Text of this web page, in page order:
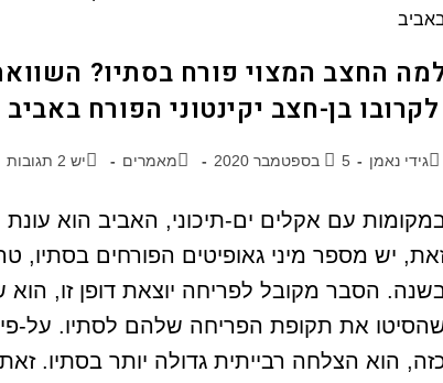
החצב המצוי פורח בסתיו?
לקרובו בן-חצב יקינטוני הפורח באביב
גידי נאמן 5 בספטמבר 2020 מאמרים יש 2 תגובות
עם אקלים ים-תיכוני, האביב הוא
יש מספר מיני גאופיטים הפורחים
הסבר מקובל לפריחה יוצאת דופן זו,
את תקופת הפריחה שלהם לסתיו. על-פי
הוא הצלחה רבייתית גדולה יותר בסתיו.